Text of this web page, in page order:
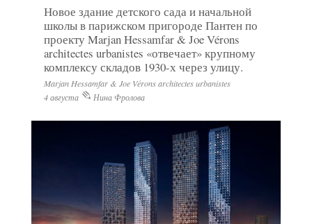
Новое здание детского сада и начальной
школы в парижском пригороде Пантен по
проекту Marjan Hessamfar & Joe Vérons
architectes urbanistes «отвечает» крупному
комплексу складов 1930-х через улицу.
Marjan Hessamfar & Joe Vérons architectes urbanistes
4 августа
Нина Фролова